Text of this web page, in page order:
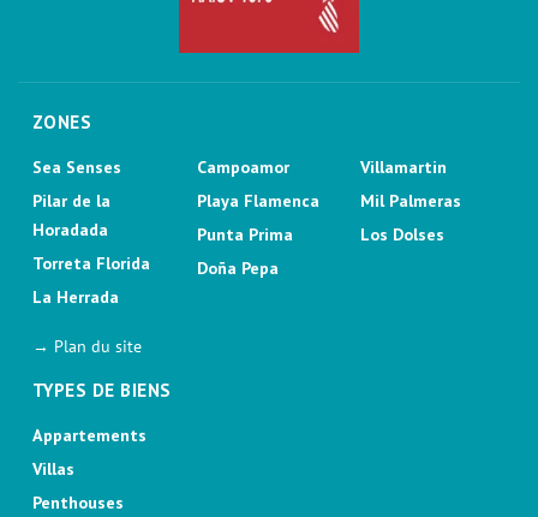
ZONES
Sea Senses
Pilar de la
Horadada
Torreta Florida
La Herrada
Campoamor
Playa Flamenca
Punta Prima
Doña Pepa
Villamartin
Mil Palmeras
Los Dolses
→ Plan du site
TYPES DE BIENS
Appartements
Villas
Penthouses